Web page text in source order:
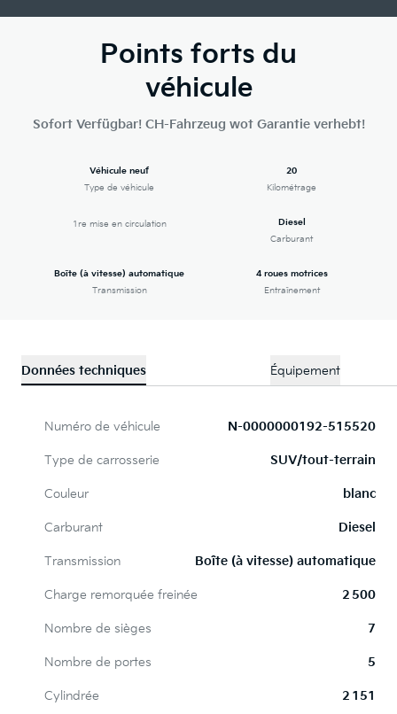
Points forts du
véhicule
Sofort Verfügbar! CH-Fahrzeug wot Garantie verhebt!
Véhicule neuf
Type de véhicule
20
Kilométrage
1re mise en circulation
Diesel
Carburant
Boîte (à vitesse) automatique
Transmission
4 roues motrices
Entraînement
Données techniques Équipement
Numéro de véhicule N-0000000192-515520
Type de carrosserie SUV/tout-terrain
Couleur blanc
Carburant Diesel
Transmission Boîte (à vitesse) automatique
Charge remorquée freinée 2 500
Nombre de sièges 7
Nombre de portes 5
Cylindrée 2 151